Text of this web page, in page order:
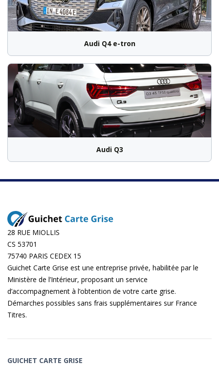
Audi Q4 e-tron
Audi Q3
28 RUE MIOLLIS
CS 53701
75740 PARIS CEDEX 15
Guichet Carte Grise est une entreprise privée, habilitée par le
Ministère de l’Intérieur, proposant un service
d’accompagnement à l’obtention de votre carte grise.
Démarches possibles sans frais supplémentaires sur France
Titres.
GUICHET CARTE GRISE